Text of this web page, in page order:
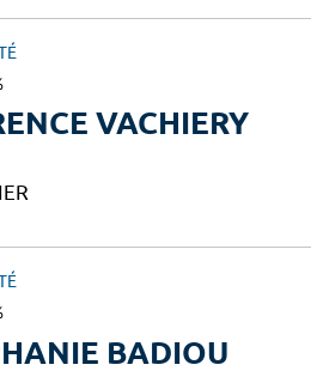
VACHIERY
BADIOU